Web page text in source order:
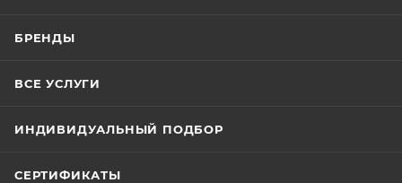
БРЕНДЫ
ВСЕ УСЛУГИ
ИНДИВИДУАЛЬНЫЙ ПОДБОР
СЕРТИФИКАТЫ